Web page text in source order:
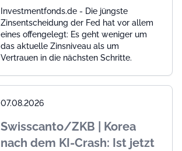
Investmentfonds.de - Die jüngste
Zinsentscheidung der Fed hat vor allem
eines offengelegt: Es geht weniger um
das aktuelle Zinsniveau als um
Vertrauen in die nächsten Schritte.
07.08.2026
Swisscanto/ZKB | Korea
nach dem KI-Crash: Ist jetzt